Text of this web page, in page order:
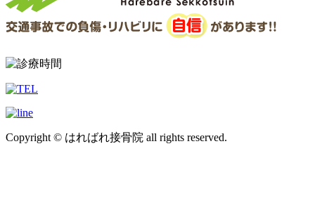
Copyright © はればれ接骨院 all rights reserved.